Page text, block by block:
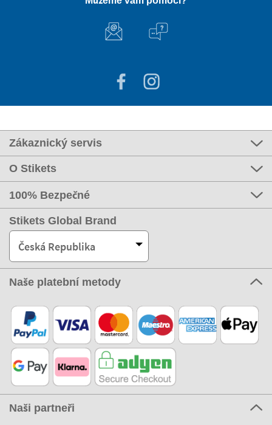
Zákaznický servis
O Stikets
100% Bezpečné
Stikets Global Brand
Česká Republika
Naše platební metody
Naši partneři